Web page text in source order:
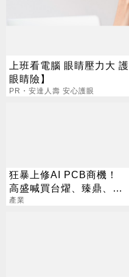
上班看電腦 眼睛壓力大
眼睛險】
PR・安達人壽 安心護眼
狂暴上修AI PCB商機！
高盛喊買台燿、臻鼎、台
產業